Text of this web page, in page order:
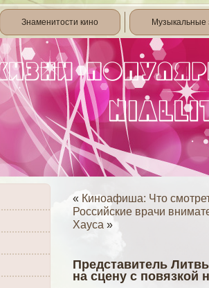
Знаменитости кино Музыкальные
« Киноафиша: Что
Российские врачи
Хауса »
Представитель
на сцену с повязкой